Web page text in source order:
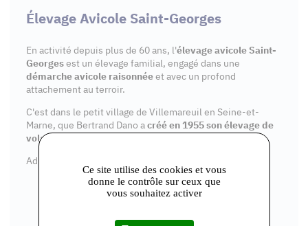
Élevage Avicole Saint-Georges
En activité depuis plus de 60 ans, l'élevage avicole Saint-
Georgesest un élevage familial, engagé dans une
démarche avicole raisonnéeet avec un profond
attachement au terroir.
C'est dans le petit village de Villemareuil en Seine-et-
Marne, que Bertrand Dano acréé en 1955 son élevage de
volailles
Adresse : 3 Rue Saint-Christophe, 77470 Villemareuil
Ce site utilise des cookies et vous
donne le contrôle sur ceux que
vous souhaitez activer